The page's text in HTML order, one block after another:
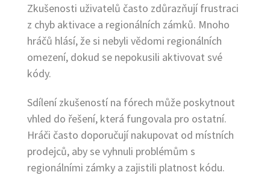
Zkušenosti uživatelů často zdůrazňují frustraci
z chyb aktivace a regionálních zámků. Mnoho
hráčů hlásí, že si nebyli vědomi regionálních
omezení, dokud se nepokusili aktivovat své
kódy.
Sdílení zkušeností na fórech může poskytnout
vhled do řešení, která fungovala pro ostatní.
Hráči často doporučují nakupovat od místních
prodejců, aby se vyhnuli problémům s
regionálními zámky a zajistili platnost kódu.